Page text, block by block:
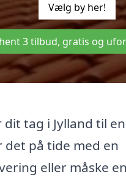
Vælg by her!
3 tilbud, gratis og
tag i Jylland til
det på tide med en
eller måske